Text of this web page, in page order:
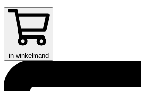
in winkelmand